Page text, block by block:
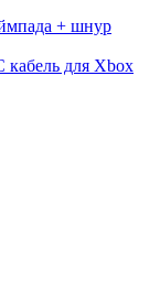
+ шнур
для Xbox